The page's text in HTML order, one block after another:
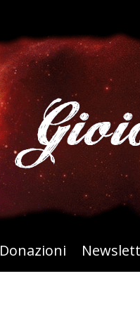
Donazioni